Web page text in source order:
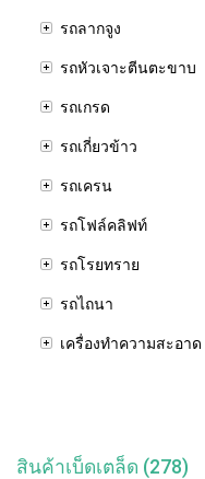
รถลากจูง
รถหัวเจาะตีนตะขาบ
รถเกรด
รถเกี่ยวข้าว
รถเครน
รถโฟล์คลิฟท์
รถโรยทราย
รถไถนา
เครื่องทำความสะอาด
สินค้าเบ็ดเตล็ด (278)